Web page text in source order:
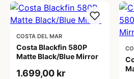
COSTA DEL MAR
Costa Blackfin 580P
Matte Black/Blue Mirror
1.699,00 kr